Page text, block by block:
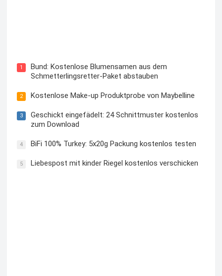
1
Bund: Kostenlose Blumensamen aus dem
Schmetterlingsretter-Paket abstauben
2 Kostenlose Make-up Produktprobe von Maybelline
3
Geschickt eingefädelt: 24 Schnittmuster kostenlos
zum Download
4 BiFi 100% Turkey: 5x20g Packung kostenlos testen
5 Liebespost mit kinder Riegel kostenlos verschicken